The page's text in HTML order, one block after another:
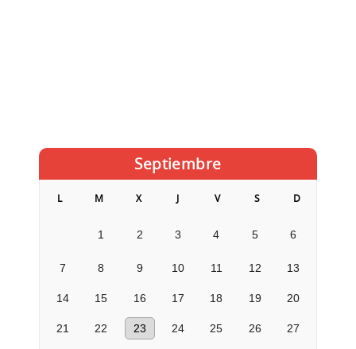
Septiembre
L M X J V S D
1 2 3 4 5 6
7 8 9 10 11 12 13
14 15 16 17 18 19 20
21 22 23 24 25 26 27